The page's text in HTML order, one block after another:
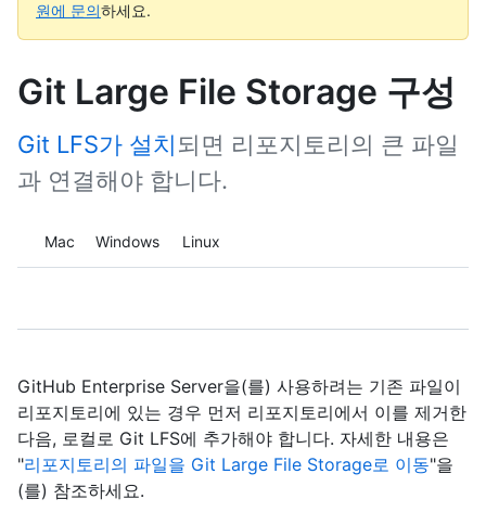
원에 문의하세요.
Git Large File Storage 구성
Git LFS가 설치되면 리포지토리의 큰 파일
과 연결해야 합니다.
Platform navigation
Mac Windows Linux
GitHub Enterprise Server을(를) 사용하려는 기존 파일이
리포지토리에 있는 경우 먼저 리포지토리에서 이를 제거한
다음, 로컬로 Git LFS에 추가해야 합니다. 자세한 내용은
"리포지토리의 파일을 Git Large File Storage로 이동"을
(를) 참조하세요.